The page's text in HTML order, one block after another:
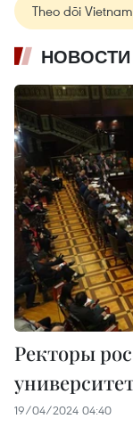
Theo dõi
Ректоры
19/04/2024 04:40